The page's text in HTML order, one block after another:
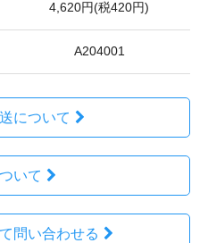
4,620円(税420円)
A204001
について
いて
問い合わせる